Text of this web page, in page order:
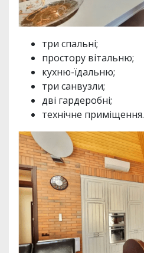
три спальні;
простору вітальню;
кухню-їдальню;
три санвузли;
дві гардеробні;
технічне приміщення.